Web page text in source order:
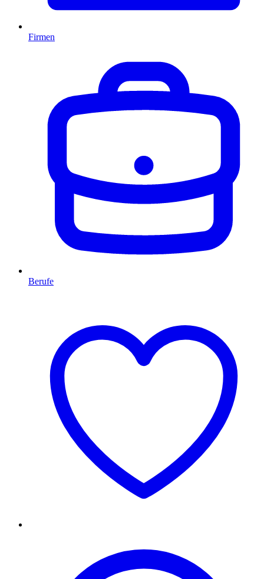
Firmen
Berufe